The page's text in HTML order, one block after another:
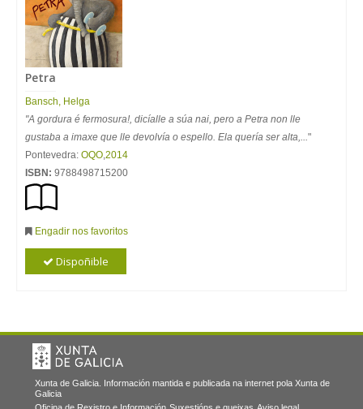
Petra
Bansch, Helga
"A gordura é fermosura!, dicíalle a súa nai, pero a Petra non lle
gustaba a imaxe que lle devolvía o espello. Ela quería ser alta,..."
Pontevedra: OQO,2014
ISBN: 9788498715200
Engadir nos favoritos
Dispoñible
Xunta de Galicia. Información mantida e publicada na internet pola Xunta de
Galicia